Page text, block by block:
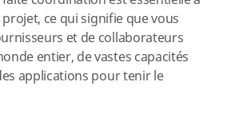
ce qui signifie que vous
et de collaborateurs
entier, de vastes capacités
applications pour tenir le